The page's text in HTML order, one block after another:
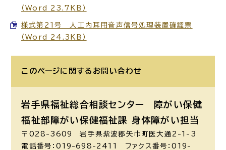
（Word 23.7KB）
様式第21号 人工内耳用音声信号処理装置確認票
（Word 24.3KB）
このページに関する お問い合わせ
岩手県福祉総合相談センター 障がい保健
福祉部障がい保健福祉課 身体障がい担当
〒028-3609 岩手県紫波郡矢巾町医大通2-1-3
電話番号：019-698-2411 ファクス番号：019-